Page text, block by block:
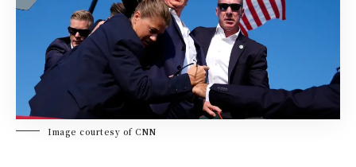
Image courtesy of CNN